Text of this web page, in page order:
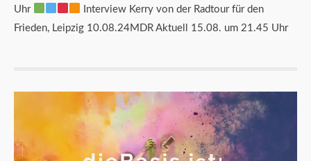
Uhr
Interview Kerry von der Radtour für den
Frieden, Leipzig 10.08.24MDR Aktuell 15.08. um 21.45 Uhr